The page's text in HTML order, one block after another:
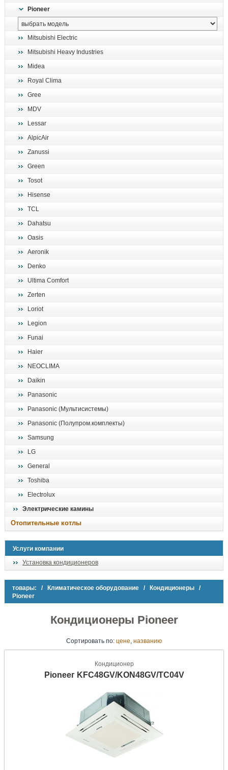
Pioneer
Mitsubishi Electric
Mitsubishi Heavy Industries
Midea
Royal Clima
Gree
MDV
Lessar
AlpicAir
Zanussi
Green
Tosot
Hisense
TCL
Dahatsu
Oasis
Aeronik
Denko
Ultima Comfort
Zerten
Loriot
Legion
Funai
Haier
NEOCLIMA
Daikin
Panasonic
Panasonic (Мультисистемы)
Panasonic (Полупром.комплекты)
Samsung
LG
General
Toshiba
Electrolux
Электрические камины
Отопительные котлы
Услуги компании
Установка кондиционеров
товары: / Климатическое оборудование / Кондиционеры /
Pioneer
Кондиционеры Pioneer
Сортировать по: цене, названию
Кондиционер
Pioneeг KFC48GV/KON48GV/TC04V